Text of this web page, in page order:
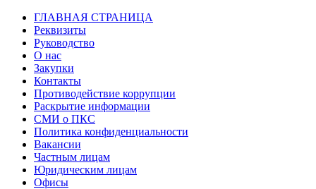
ГЛАВНАЯ СТРАНИЦА
Реквизиты
Руководство
О нас
Закупки
Контакты
Противодействие коррупции
Раскрытие информации
СМИ о ПКС
Политика конфиденциальности
Вакансии
Частным лицам
Юридическим лицам
Офисы